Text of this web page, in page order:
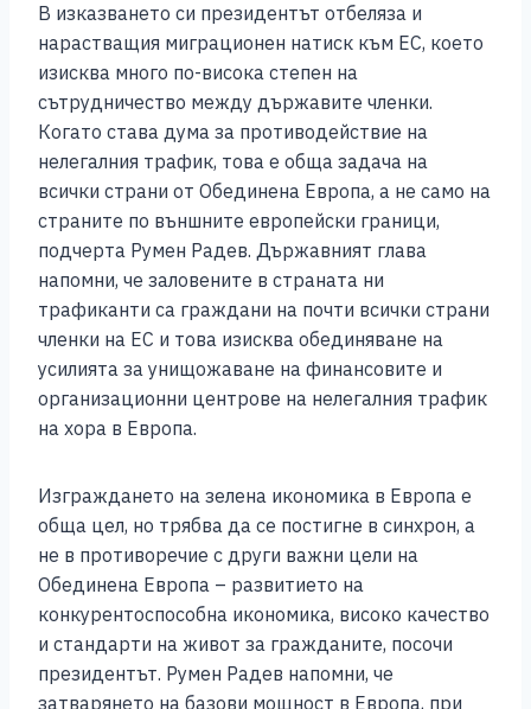
В изказването си президентът отбеляза и
нарастващия миграционен натиск към ЕС, което
изисква много по-висока степен на
сътрудничество между държавите членки.
Когато става дума за противодействие на
нелегалния трафик, това е обща задача на
всички страни от Обединена Европа, а не само на
страните по външните европейски граници,
подчерта Румен Радев. Държавният глава
напомни, че заловените в страната ни
трафиканти са граждани на почти всички страни
членки на ЕС и това изисква обединяване на
усилията за унищожаване на финансовите и
организационни центрове на нелегалния трафик
на хора в Европа.
Изграждането на зелена икономика в Европа е
обща цел, но трябва да се постигне в синхрон, а
не в противоречие с други важни цели на
Обединена Европа – развитието на
конкурентоспособна икономика, високо качество
и стандарти на живот за гражданите, посочи
президентът. Румен Радев напомни, че
затварянето на базови мощност в Европа, при